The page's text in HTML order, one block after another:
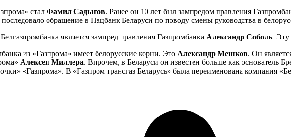
стал Фамил Садыгов. Ранее он 10 лет был зампредом правления
обращение в Нацбанк Беларуси по поводу смены руководства в
является зампред правления Газпромбанка Александр Соболь. Эту
из «Газпрома» имеет белорусские корни. Это Александр Мешков. Он
Алексея Миллера. Впрочем, в Беларуси он известен больше как основатель
«Газпрома». В «Газпром трансгаз Беларусь» была переименована компания